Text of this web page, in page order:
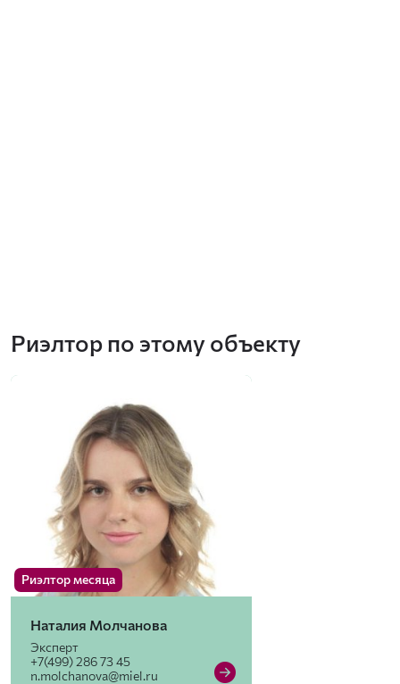
Риэлтор по этому объекту
Риэлтор месяца
Наталия Молчанова
Эксперт
+7(499) 286 73 45
n.molchanova@miel.ru